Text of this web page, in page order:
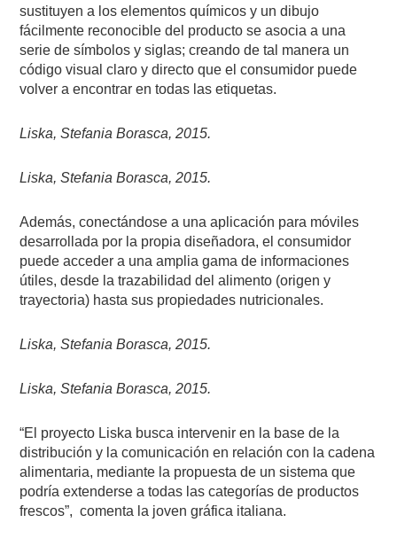
sustituyen a los elementos químicos y un dibujo
fácilmente reconocible del producto se asocia a una
serie de símbolos y siglas; creando de tal manera un
código visual claro y directo que el consumidor puede
volver a encontrar en todas las etiquetas.
Liska, Stefania Borasca, 2015.
Liska, Stefania Borasca, 2015.
Además, conectándose a una aplicación para móviles
desarrollada por la propia diseñadora, el consumidor
puede acceder a una amplia gama de informaciones
útiles, desde la trazabilidad del alimento (origen y
trayectoria) hasta sus propiedades nutricionales.
Liska, Stefania Borasca, 2015.
Liska, Stefania Borasca, 2015.
“El proyecto Liska busca intervenir en la base de la
distribución y la comunicación en relación con la cadena
alimentaria, mediante la propuesta de un sistema que
podría extenderse a todas las categorías de productos
frescos”, comenta la joven gráfica italiana.